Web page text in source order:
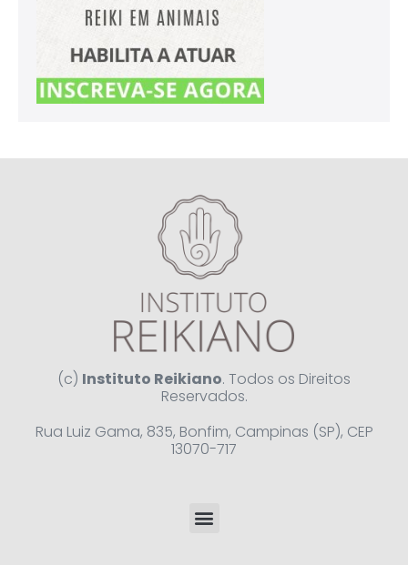
(c) Instituto Reikiano. Todos os Direitos
Reservados.
Rua Luiz Gama, 835, Bonfim, Campinas (SP), CEP
13070-717